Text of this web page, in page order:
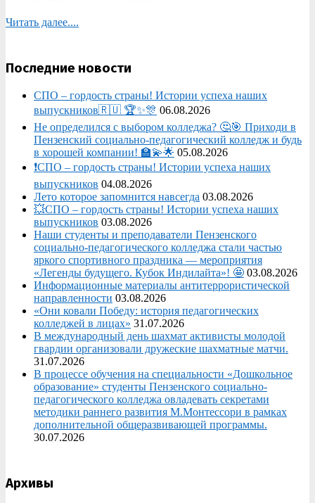
Читать далее....
Последние новости
СПО – гордость страны! Истории успеха наших
выпускников🇷🇺 🏆✨🎊 06.08.2026
Не определился с выбором колледжа? 🤔🎯 Приходи в
Пензенский социально-педагогический колледж и будь
в хорошей компании! 🏫💫🌟 05.08.2026
❗СПО – гордость страны! Истории успеха наших
выпускников 04.08.2026
Лето которое запомнится навсегда 03.08.2026
💥СПО – гордость страны! Истории успеха наших
выпускников 03.08.2026
Наши студенты и преподаватели Пензенского
социально‑педагогического колледжа стали частью
яркого спортивного праздника — мероприятия
«Легенды будущего. Кубок Индилайта»! 🤩 03.08.2026
Информационные материалы антитеррористической
направленности 03.08.2026
«Они ковали Победу: история педагогических
колледжей в лицах» 31.07.2026
В международный день шахмат активисты молодой
гвардии организовали дружеские шахматные матчи.
31.07.2026
В процессе обучения на специальности «Дошкольное
образование» студенты Пензенского социально-
педагогического колледжа овладевать секретами
методики раннего развития М.Монтессори в рамках
дополнительной общеразвивающей программы.
30.07.2026
Архивы